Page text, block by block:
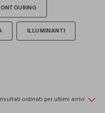
risultati ordinati per ultimi arrivi